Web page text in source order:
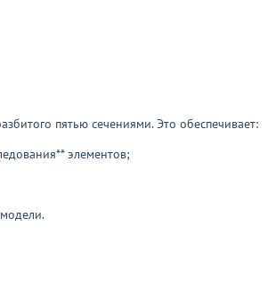
пятью сечениями. Это обеспечивает:
элементов;